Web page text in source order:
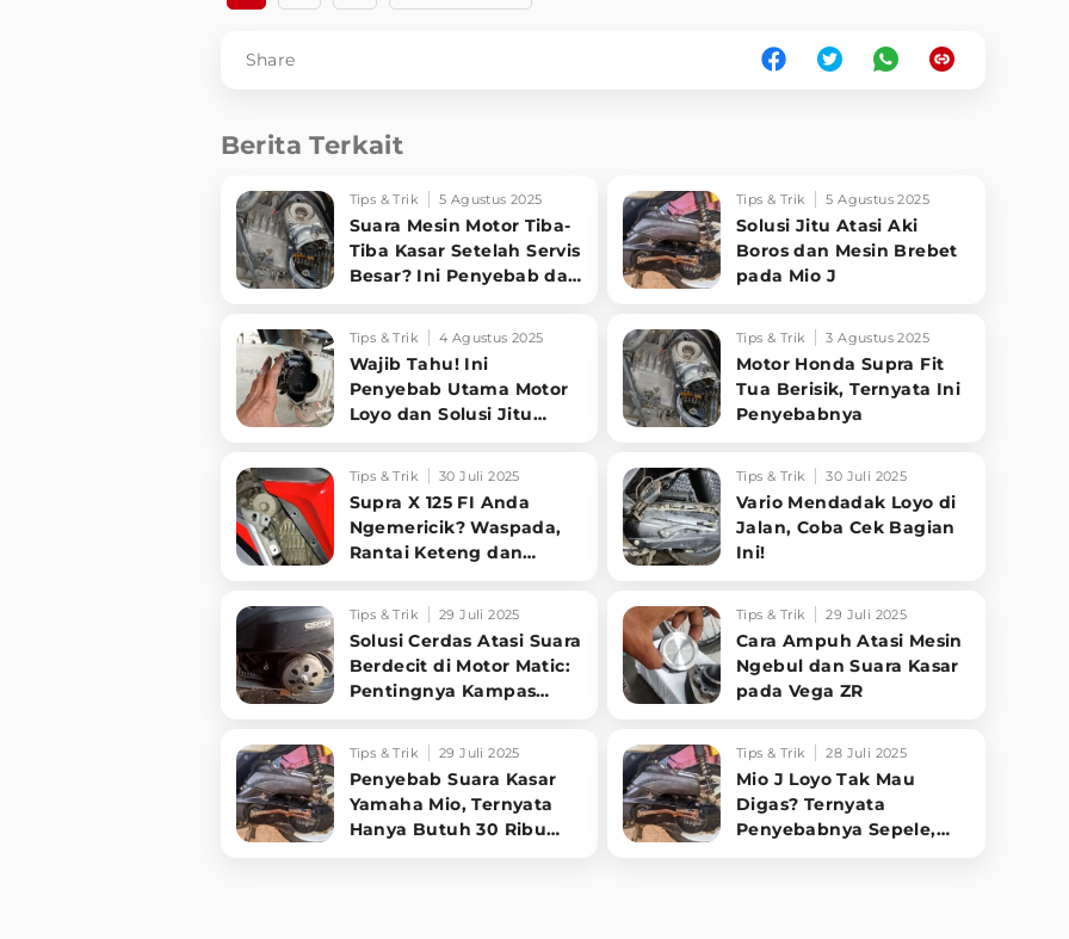
Share
Berita Terkait
Tips & Trik 5 Agustus 2025
Suara Mesin Motor Tiba-
Tiba Kasar Setelah Servis
Besar? Ini Penyebab dan
Tips & Trik 5 Agustus 2025
Solusi Jitu Atasi Aki
Boros dan Mesin Brebet
pada Mio J
Tips & Trik 4 Agustus 2025
Wajib Tahu! Ini
Penyebab Utama Motor
Loyo dan Solusi Jitu
Tips & Trik 3 Agustus 2025
Motor Honda Supra Fit
Tua Berisik, Ternyata Ini
Penyebabnya
Tips & Trik 30 Juli 2025
Supra X 125 FI Anda
Ngemericik? Waspada,
Rantai Keteng dan
Biang Keladinya!
Tips & Trik 30 Juli 2025
Vario Mendadak Loyo di
Jalan, Coba Cek Bagian
Ini!
Tips & Trik 29 Juli 2025
Solusi Cerdas Atasi Suara
Berdecit di Motor Matic:
Pentingnya Kampas
Tips & Trik 29 Juli 2025
Cara Ampuh Atasi Mesin
Ngebul dan Suara Kasar
pada Vega ZR
Tips & Trik 29 Juli 2025
Penyebab Suara Kasar
Yamaha Mio, Ternyata
Hanya Butuh 30 Ribu
Tips & Trik 28 Juli 2025
Mio J Loyo Tak Mau
Digas? Ternyata
Penyebabnya Sepele,